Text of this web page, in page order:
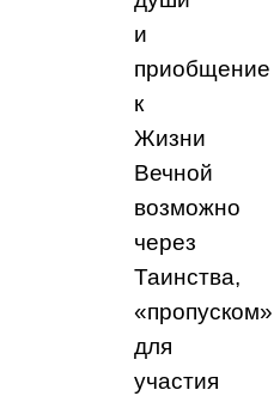
и
приобщение
к
Жизни
Вечной
возможно
через
Таинства,
«пропуском»
для
участия